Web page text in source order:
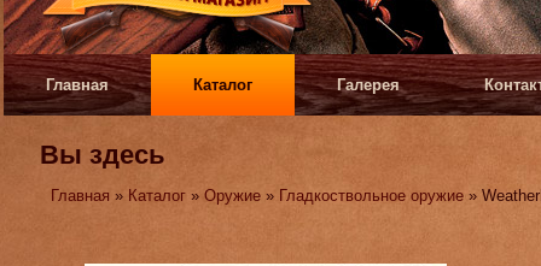
Главная Каталог Галерея
Вы здесь
Главная » Каталог »Оружие » Гладкоствольное оружие »